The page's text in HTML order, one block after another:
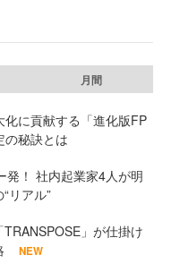
月間
に貢献する「進化版FP
の秘訣とは
発！ 社内起業家4人が明
リアル”
」が仕掛け
NEW